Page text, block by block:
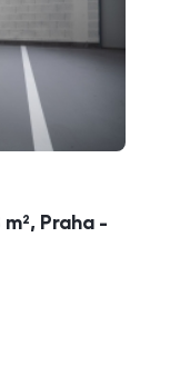
Praha -